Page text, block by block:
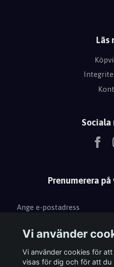
Läs
Sociala
Prenumerera
Vi använder
Vi använder cookies för
visas för dig och för att du